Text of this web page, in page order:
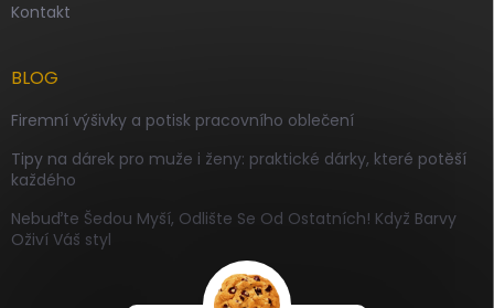
Kontakt
BLOG
Firemní výšivky a potisk pracovního oblečení
Tipy na dárek pro muže i ženy: praktické dárky, které potěší
každého
Nebuďte Šedou Myší, Odlište Se Od Ostatních! Když Barvy
Oživí Váš styl